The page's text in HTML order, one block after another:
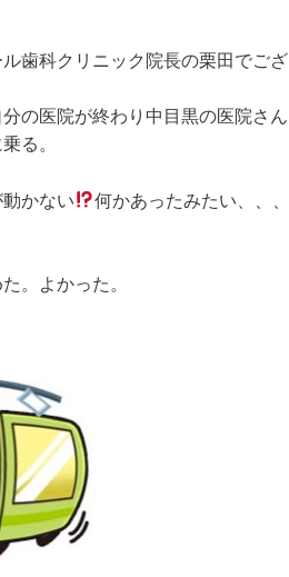
歯科クリニック院長の栗田でご
の医院が終わり中目黒の医院さ
る。
かない
何かあったみたい、、
。よかった。